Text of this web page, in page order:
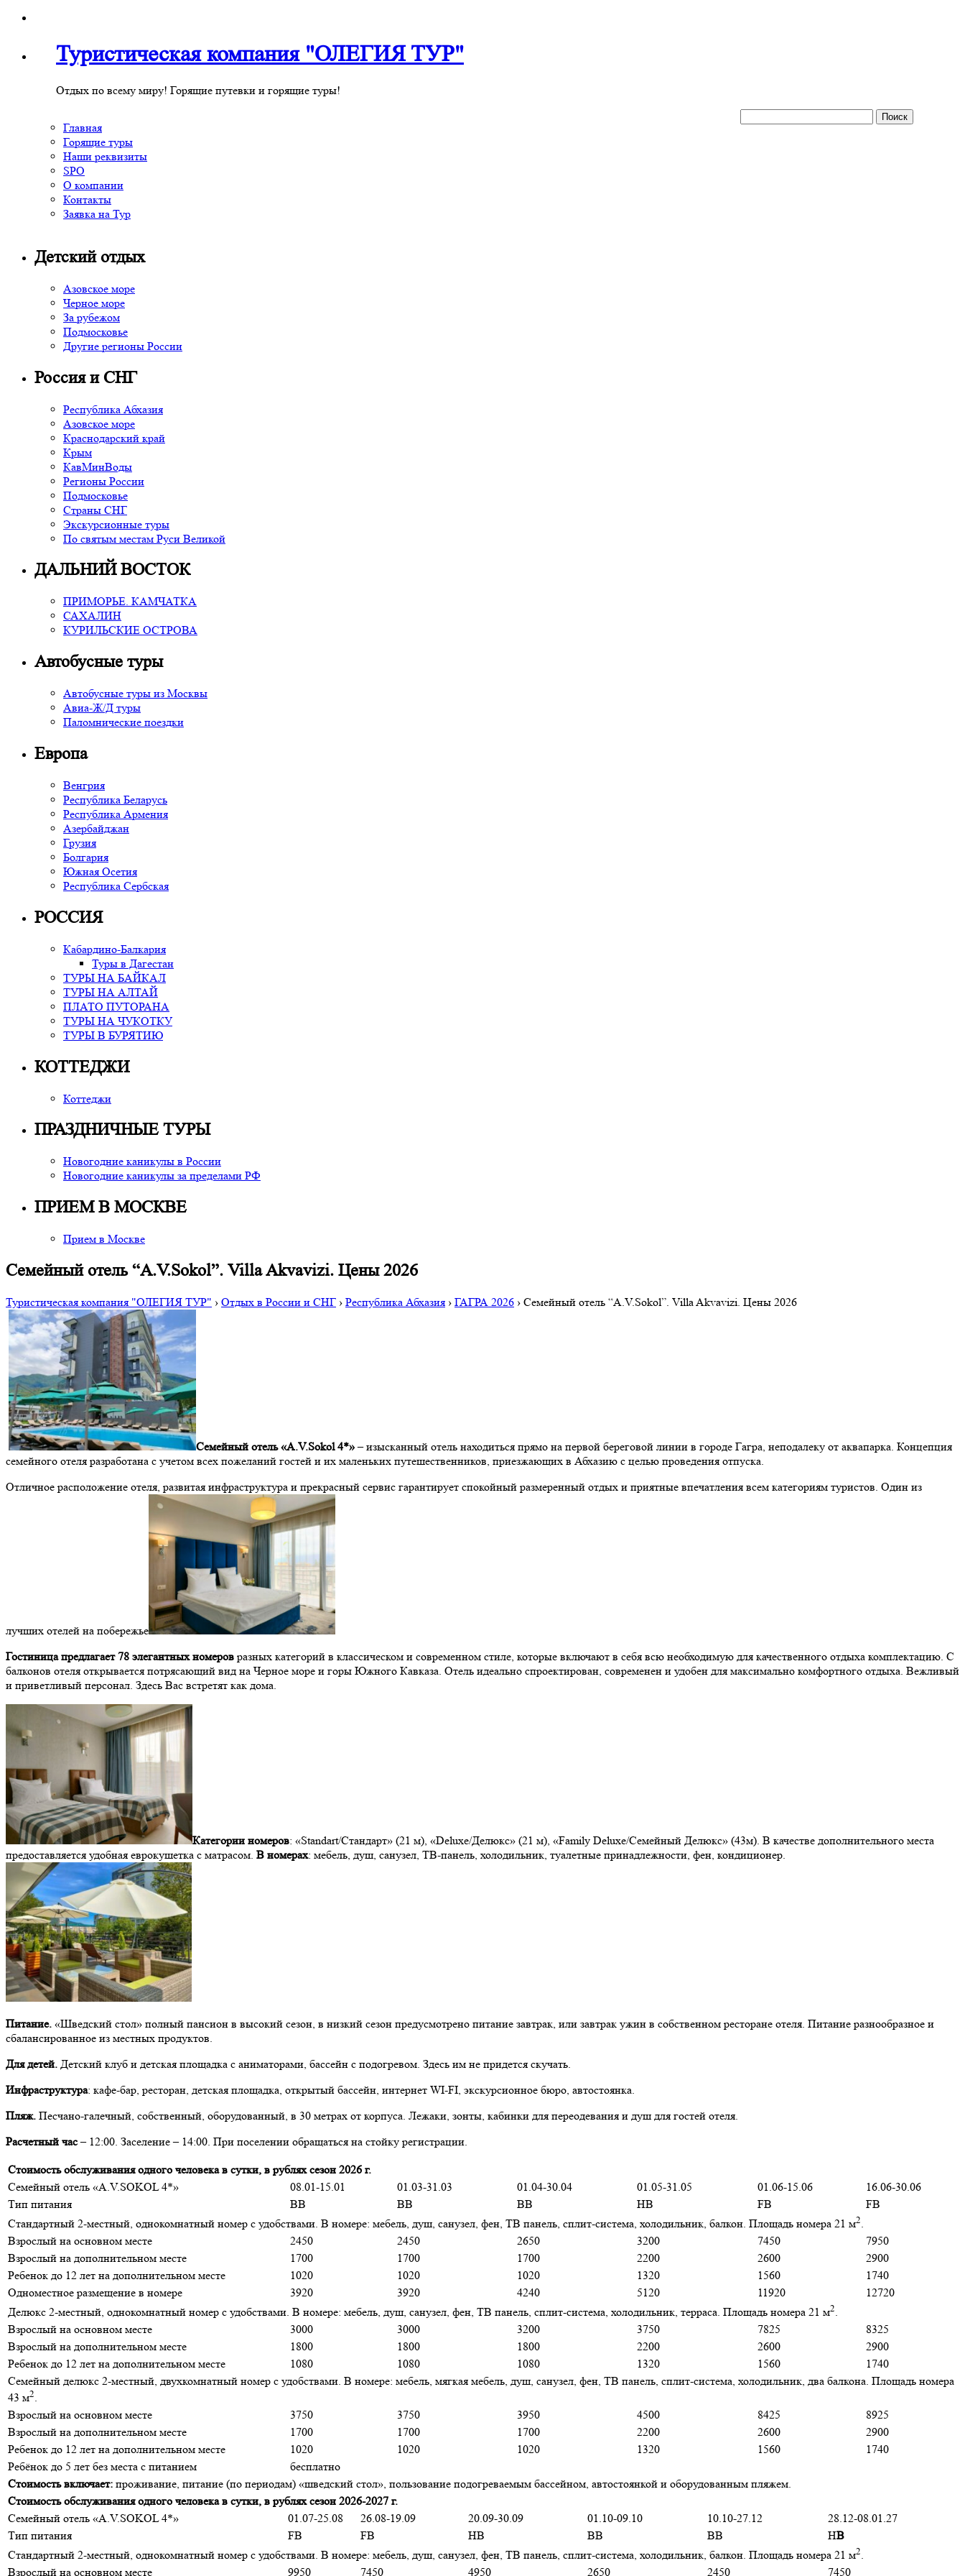
Туристическая компания "ОЛЕГИЯ ТУР"
Отдых по всему миру! Горящие путевки и горящие туры!
Главная
Горящие туры
Наши реквизиты
SPO
О компании
Контакты
Заявка на Тур
Детский отдых
Азовское море
Черное море
За рубежом
Подмосковье
Другие регионы России
Россия и СНГ
Республика Абхазия
Азовское море
Краснодарский край
Крым
КавМинВоды
Регионы России
Подмосковье
Страны СНГ
Экскурсионные туры
По святым местам Руси Великой
ДАЛЬНИЙ ВОСТОК
ПРИМОРЬЕ. КАМЧАТКА
САХАЛИН
КУРИЛЬСКИЕ ОСТРОВА
Автобусные туры
Автобусные туры из Москвы
Авиа-Ж/Д туры
Паломнические поездки
Европа
Венгрия
Республика Беларусь
Республика Армения
Азербайджан
Грузия
Болгария
Южная Осетия
Республика Сербская
РОССИЯ
Кабардино-Балкария
Туры в Дагестан
ТУРЫ НА БАЙКАЛ
ТУРЫ НА АЛТАЙ
ПЛАТО ПУТОРАНА
ТУРЫ НА ЧУКОТКУ
ТУРЫ В БУРЯТИЮ
КОТТЕДЖИ
Коттеджи
ПРАЗДНИЧНЫЕ ТУРЫ
Новогодние каникулы в России
Новогодние каникулы за пределами РФ
ПРИЕМ В МОСКВЕ
Прием в Москве
Семейный отель “A.V.Sokol”. Villa Akvavizi. Цены 2026
Туристическая компания "ОЛЕГИЯ ТУР" › Отдых в России и СНГ › Республика Абхазия › ГАГРА 2026 › Семейный отель “A.V.Sokol”. Villa Akvavizi. Цены 2026
Семейный отель «A.V.Sokol 4*»– изысканный отель находиться прямо на первой береговой линии в городе Гагра, неподалеку от аквапарка. Концепция
семейного отеля разработана с учетом всех пожеланий гостей и их маленьких путешественников, приезжающих в Абхазию с целью проведения отпуска.
Отличное расположение отеля, развитая инфраструктура и прекрасный сервис гарантирует спокойный размеренный отдых и приятные впечатления всем категориям туристов. Один из
лучших отелей на побережье
Гостиница предлагает 78 элегантных номеров разных категорий в классическом и современном стиле, которые включают в себя всю необходимую для качественного отдыха комплектацию. С
балконов отеля открывается потрясающий вид на Черное море и горы Южного Кавказа. Отель идеально спроектирован, современен и удобен для максимально комфортного отдыха. Вежливый
и приветливый персонал. Здесь Вас встретят как дома.
Категории номеров: «Standart/Стандарт» (21 м), «Deluxe/Делюкс» (21 м), «Family Deluxe/Семейный Делюкс» (43м). В качестве дополнительного места
предоставляется удобная еврокушетка с матрасом. В номерах: мебель, душ, санузел, ТВ-панель, холодильник, туалетные принадлежности, фен, кондиционер.
Питание. «Шведский стол» полный пансион в высокий сезон, в низкий сезон предусмотрено питание завтрак, или завтрак ужин в собственном ресторане отеля. Питание разнообразное и
сбалансированное из местных продуктов.
Для детей. Детский клуб и детская площадка с аниматорами, бассейн с подогревом. Здесь им не придется скучать.
Инфраструктура: кафе-бар, ресторан, детская площадка, открытый бассейн, интернет WI-FI, экскурсионное бюро, автостоянка.
Пляж. Песчано-галечный, собственный, оборудованный, в 30 метрах от корпуса. Лежаки, зонты, кабинки для переодевания и душ для гостей отеля.
Расчетный час– 12:00. Заселение – 14:00. При поселении обращаться на стойку регистрации.
Стоимость обслуживания одного человека в сутки, в рублях сезон 2026 г.
Семейный отель «A.V.SOKOL 4*»
08.01-15.01 01.03-31.03 01.04-30.04 01.05-31.05 01.06-15.06
16.06-30.06
Тип питания
BB BB BB HB FB
FB
Стандартный 2-местный, однокомнатный номер с удобствами. В номере: мебель, душ, санузел, фен, ТВ панель, сплит-система, холодильник, балкон. Площадь номера 21 м2.
Взрослый на основном месте
2450 2450 2650 3200 7450
7950
Взрослый на дополнительном месте
1700 1700 1700 2200 2600
2900
Ребенок до 12 лет на дополнительном месте
1020 1020 1020 1320 1560
1740
Одноместное размещение в номере
3920 3920 4240 5120 11920
12720
Делюкс 2-местный, однокомнатный номер с удобствами. В номере: мебель, душ, санузел, фен, ТВ панель, сплит-система, холодильник, терраса. Площадь номера 21 м2.
Взрослый на основном месте
3000 3000 3200 3750 7825
8325
Взрослый на дополнительном месте
1800 1800 1800 2200 2600
2900
Ребенок до 12 лет на дополнительном месте
1080 1080 1080 1320 1560
1740
Семейный делюкс 2-местный, двухкомнатный номер с удобствами. В номере: мебель, мягкая мебель, душ, санузел, фен, ТВ панель, сплит-система, холодильник, два балкона. Площадь номера
43 м2.
Взрослый на основном месте
3750 3750 3950 4500 8425
8925
Взрослый на дополнительном месте
1700 1700 1700 2200 2600
2900
Ребенок до 12 лет на дополнительном месте
1020 1020 1020 1320 1560
1740
Ребёнок до 5 лет без места с питанием
бесплатно
Стоимость включает: проживание, питание (по периодам) «шведский стол», пользование подогреваемым бассейном, автостоянкой и оборудованным пляжем.
Стоимость обслуживания одного человека в сутки, в рублях сезон 2026-2027 г.
Семейный отель «A.V.SOKOL 4*»
01.07-25.08 26.08-19.09 20.09-30.09 01.10-09.10 10.10-27.12
28.12-08.01.27
Тип питания
FB FB HB BB BB HB
Стандартный 2-местный, однокомнатный номер с удобствами. В номере: мебель, душ, санузел, фен, ТВ панель, сплит-система, холодильник, балкон. Площадь номера 21 м2.
Взрослый на основном месте
9950 7450 4950 2650 2450 7450